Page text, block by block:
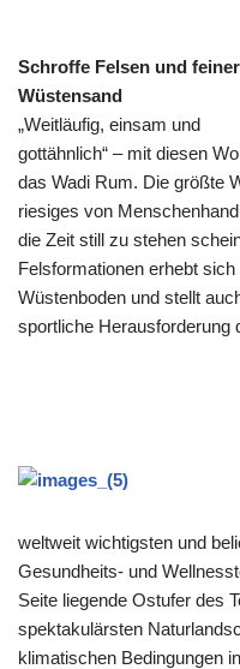
Schroffe Felsen und feiner
Wüstensand
„Weitläufig, einsam und
gottähnlich“ – mit diesen
das Wadi Rum. Die größte
riesiges von
die Zeit still zu stehen
Felsformationen erhebt
Wüstenboden und stellt
sportliche Herausforderung
weltweit wichtigsten und
Gesundheits- und
Seite liegende Ostufer des
spektakulärsten
klimatischen Bedingungen